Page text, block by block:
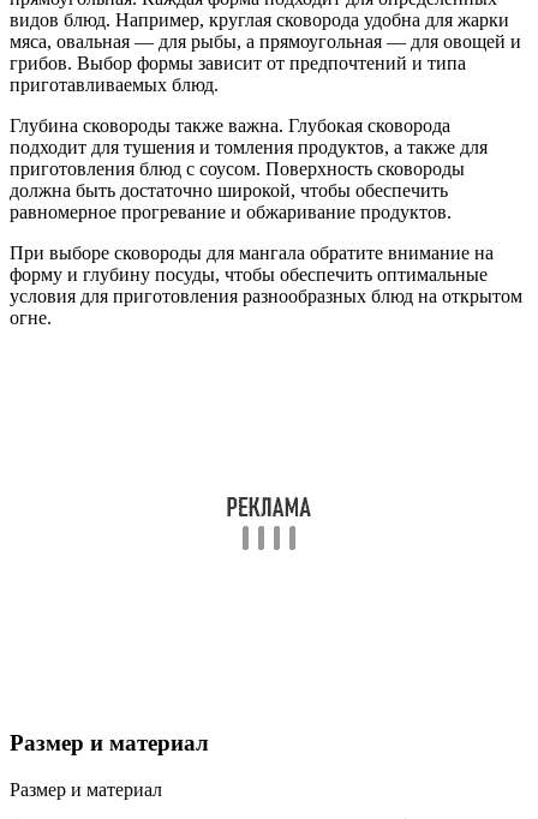
видов блюд. Например, круглая сковорода удобна для жарки
мяса, овальная — для рыбы, а прямоугольная — для овощей и
грибов. Выбор формы зависит от предпочтений и типа
приготавливаемых блюд.
Глубина сковороды также важна. Глубокая сковорода
подходит для тушения и томления продуктов, а также для
приготовления блюд с соусом. Поверхность сковороды
должна быть достаточно широкой, чтобы обеспечить
равномерное прогревание и обжаривание продуктов.
При выборе сковороды для мангала обратите внимание на
форму и глубину посуды, чтобы обеспечить оптимальные
условия для приготовления разнообразных блюд на открытом
огне.
Размер и материал
Размер и материал